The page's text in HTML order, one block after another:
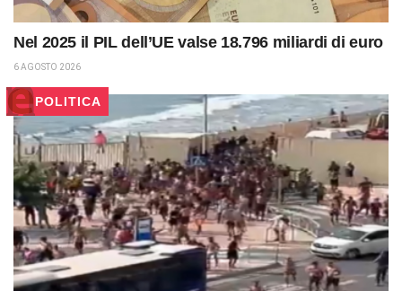
Nel 2025 il PIL dell’UE valse 18.796 miliardi di euro
6 AGOSTO 2026
POLITICA